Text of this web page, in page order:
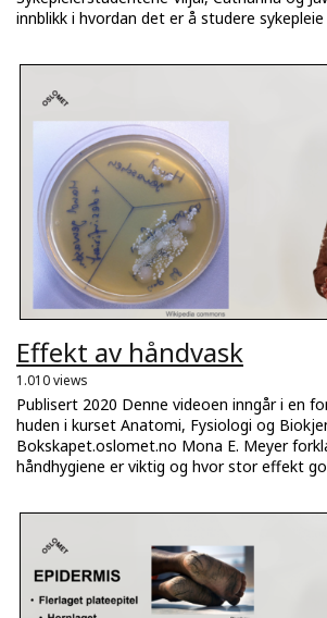
innblikk i hvordan det er å studere
Effekt av håndvask
1.010 views
Publisert 2020 Denne videoen inngår i en
huden i kurset Anatomi, Fysiologi og
Bokskapet.oslomet.no Mona E. Meyer
håndhygiene er viktig og hvor stor effekt